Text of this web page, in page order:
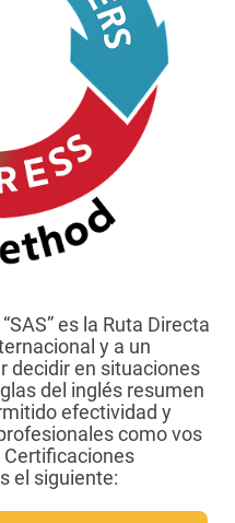
es la Ruta Directa
y a un
decidir en situaciones
del inglés resumen
efectividad y
como vos
el siguiente: